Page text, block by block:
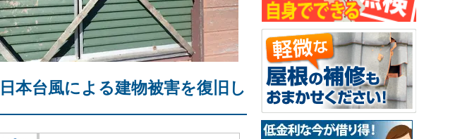
本台風による建物被害を復旧し